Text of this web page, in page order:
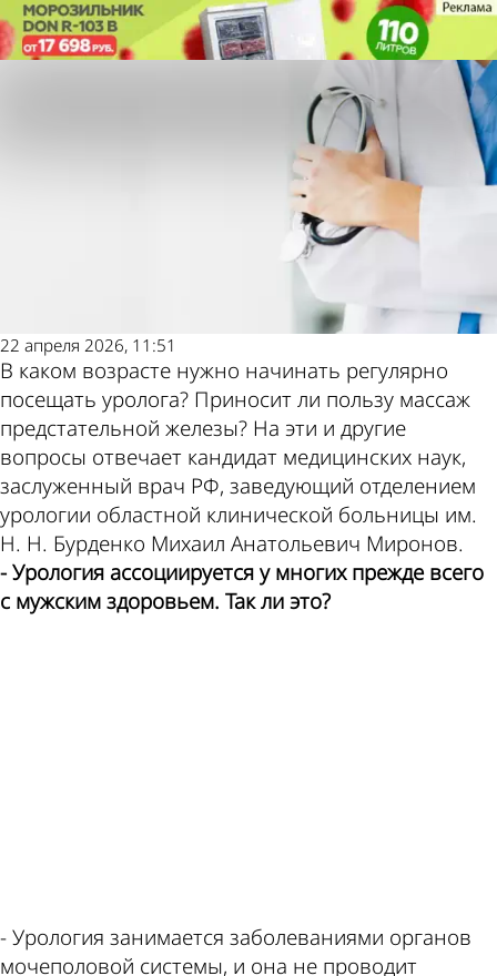
Урологические мифы: вы многого
не знали!
Молодой
ленинец
22 апреля 2026, 11:51
В каком возрасте нужно начинать регулярно
посещать уролога? Приносит ли пользу массаж
предстательной железы? На эти и другие
вопросы отвечает кандидат медицинских наук,
заслуженный врач РФ, заведующий отделением
урологии областной клинической больницы им.
Н. Н. Бурденко Михаил Анатольевич Миронов.
- Урология ассоциируется у многих прежде всего
с мужским здоровьем. Так ли это?
- Урология занимается заболеваниями органов
мочеполовой системы, и она не проводит
Урологические мифы: вы многого
не знали!
Молодой
ленинец
Также
пресса
пишет
и
курсы